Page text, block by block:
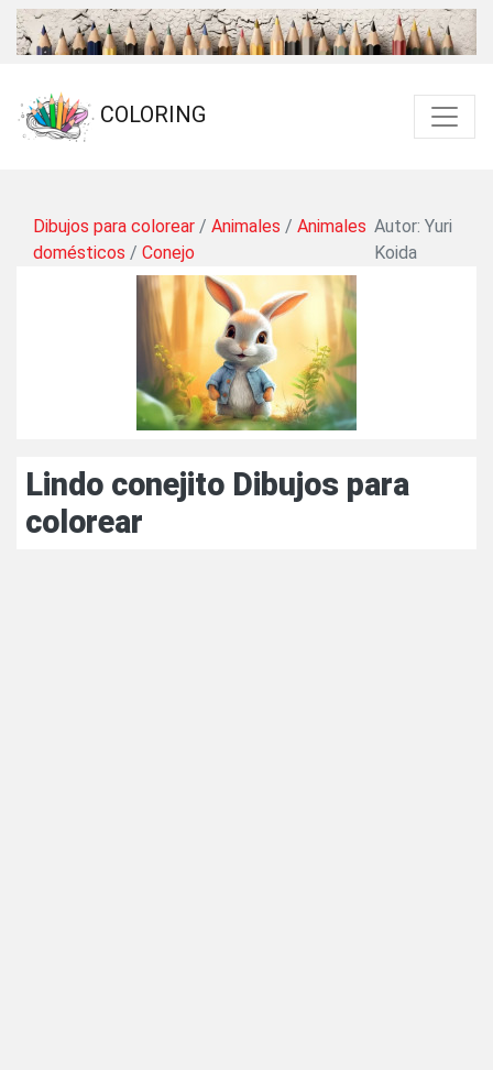
COLORING
Dibujos para colorear / Animales / Animales
domésticos / Conejo
Autor: Yuri
Koida
Lindo conejito Dibujos para
colorear